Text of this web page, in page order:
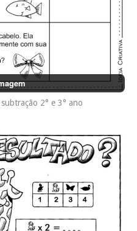
2° e 3° ano